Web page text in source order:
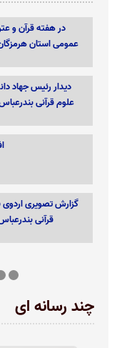
در هفته قرآن و
عمومی استان
دیدار رئیس جهاد
علوم قرآنی
گزارش تصویری اردوی
قرآنی
شهید گمنام
صعود تیم
6 7
چند رسانه ای